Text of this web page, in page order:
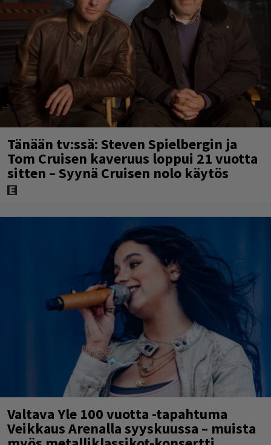
Tänään tv:ssä: Steven Spielbergin ja
Tom Cruisen kaveruus loppui 21 vuotta
sitten – Syynä Cruisen nolo käytös
Valtava Yle 100 vuotta -tapahtuma
Veikkaus Arenalla syyskuussa – muista